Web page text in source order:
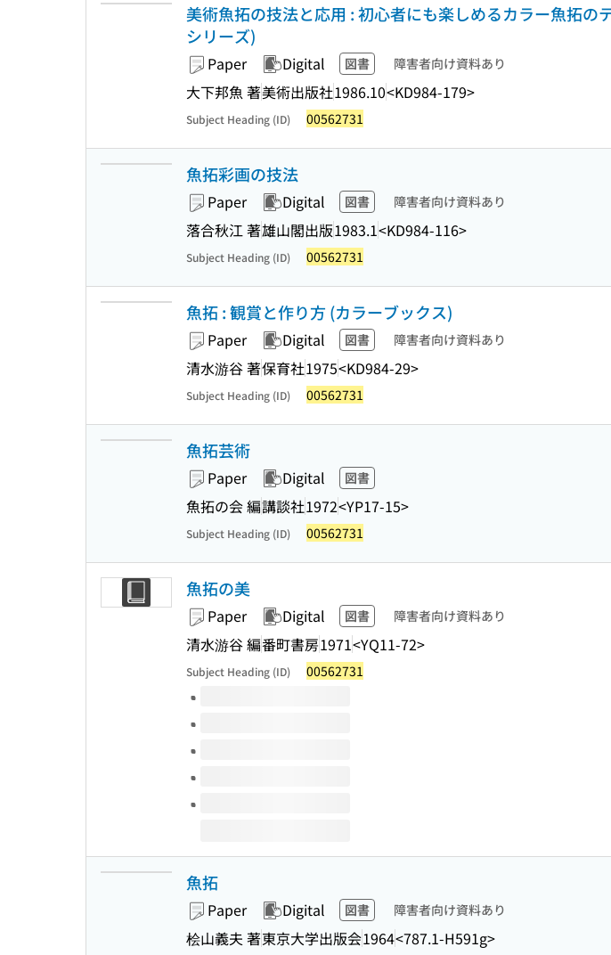
美術魚拓の技法と応用 : 初心者にも楽しめるカラー魚拓の
シリーズ)
Paper Digital 図書 障害者向け資料あり
大下邦魚 著美術出版社1986.10<KD984-179>
Subject Heading (ID) 00562731
魚拓彩画の技法
Paper Digital 図書 障害者向け資料あり
落合秋江 著雄山閣出版1983.1<KD984-116>
Subject Heading (ID) 00562731
魚拓 : 観賞と作り方 (カラーブックス)
Paper Digital 図書 障害者向け資料あり
清水游谷 著保育社1975<KD984-29>
Subject Heading (ID) 00562731
魚拓芸術
Paper Digital 図書
魚拓の会 編講談社1972<YP17-15>
Subject Heading (ID) 00562731
魚拓の美
Paper Digital 図書 障害者向け資料あり
清水游谷 編番町書房1971<YQ11-72>
Subject Heading (ID) 00562731
Volumes of this title
魚拓
Paper Digital 図書 障害者向け資料あり
桧山義夫 著東京大学出版会1964<787.1-H591g>